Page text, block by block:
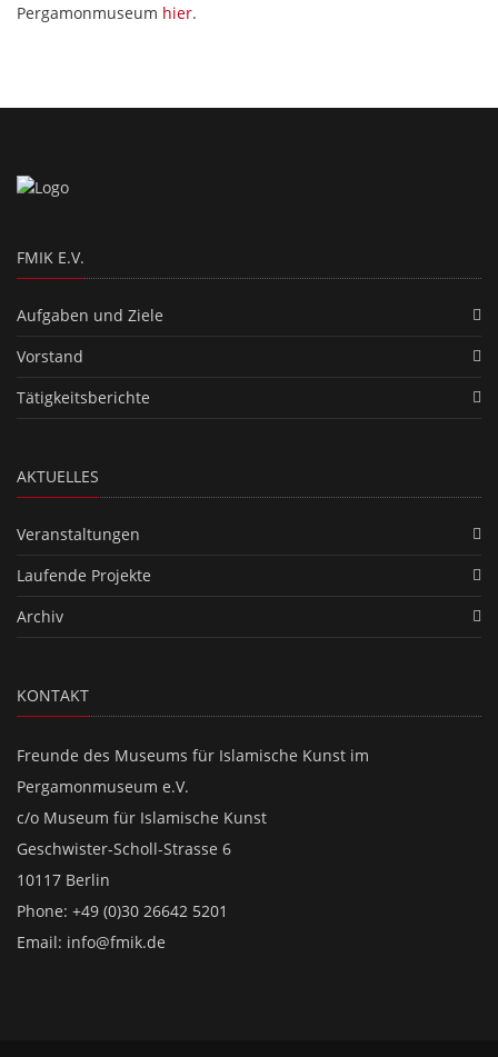
Pergamonmuseum hier.
FMIK E.V.
Aufgaben und Ziele
Vorstand
Tätigkeitsberichte
AKTUELLES
Veranstaltungen
Laufende Projekte
Archiv
KONTAKT
Freunde des Museums für Islamische Kunst im
Pergamonmuseum e.V.
c/o Museum für Islamische Kunst
Geschwister-Scholl-Strasse 6
10117 Berlin
Phone: +49 (0)30 26642 5201
Email: info@fmik.de